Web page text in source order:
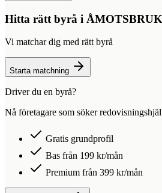
Hitta rätt byrå i ÅMOTSBRUK
Vi matchar dig med rätt byrå
Starta matchning
Driver du en byrå?
Nå företagare som söker
Gratis grundprofil
Bas från 199 kr/mån
Premium från 399 kr/mån